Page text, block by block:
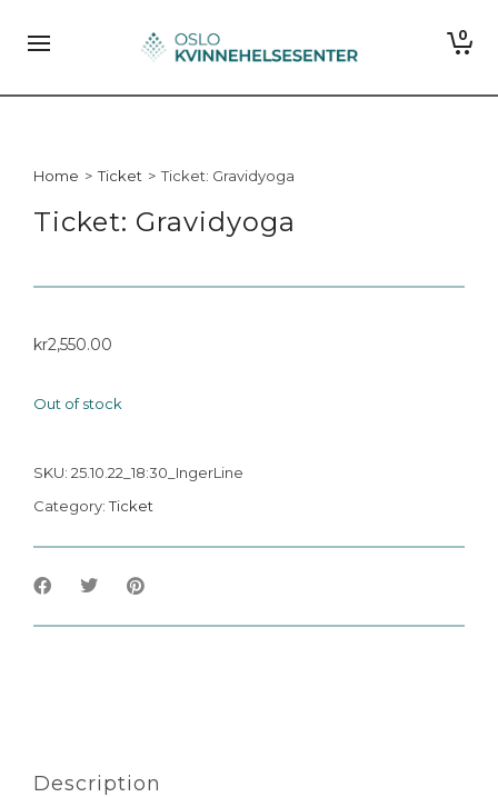
0
Home > Ticket > Ticket: Gravidyoga
Ticket: Gravidyoga
kr2,550.00
Out of stock
SKU: 25.10.22_18:30_IngerLine
Category:Ticket
Description